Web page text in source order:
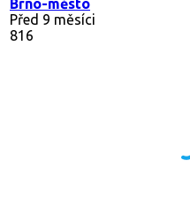
Brno-město
Před 9 měsíci
816